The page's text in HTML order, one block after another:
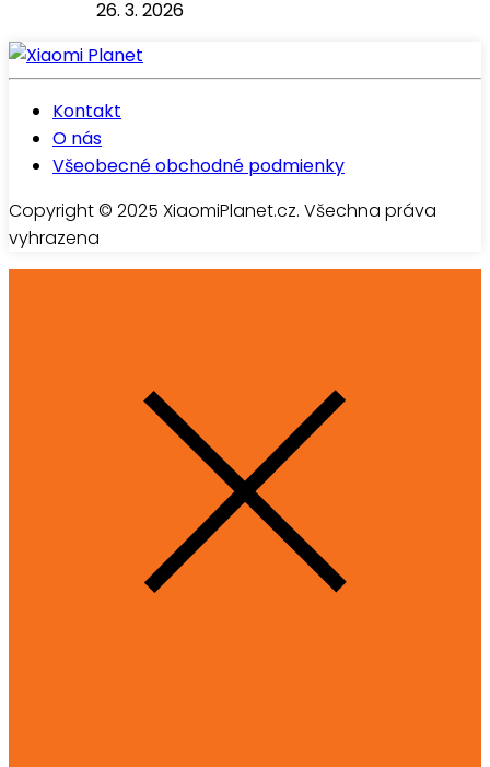
26. 3. 2026
Kontakt
O nás
Všeobecné obchodné podmienky
Copyright © 2025 XiaomiPlanet.cz. Všechna práva
vyhrazena